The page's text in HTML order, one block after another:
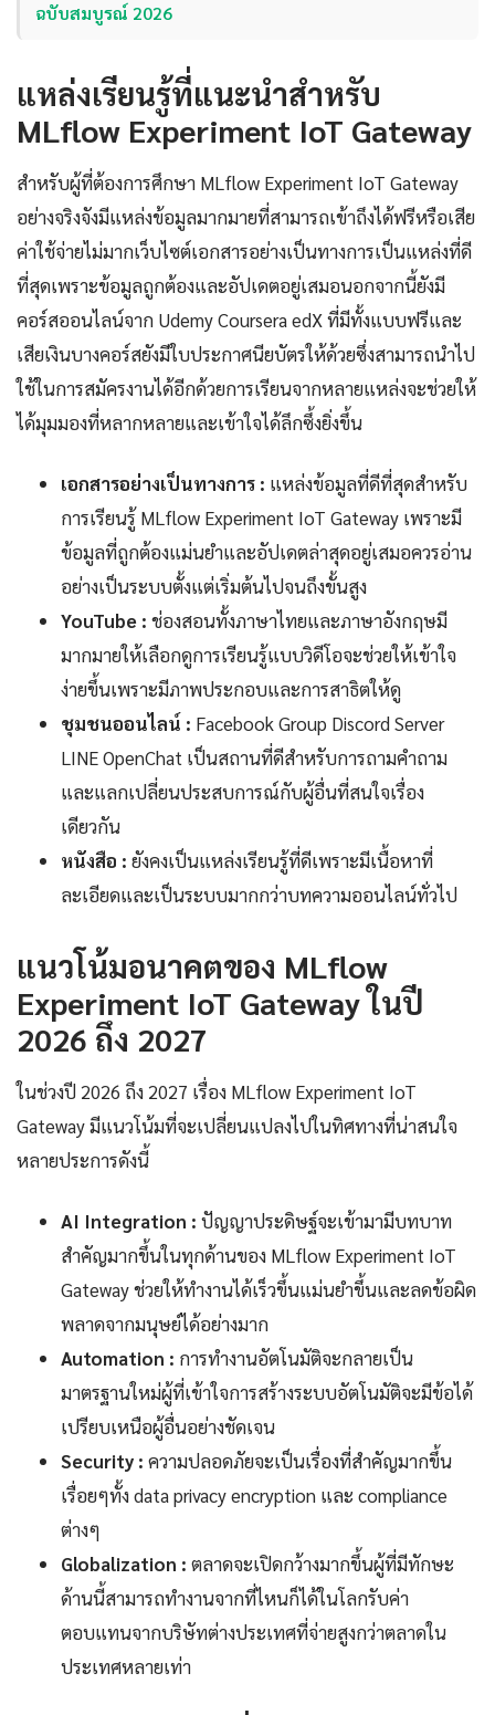
ฉบับสมบูรณ์ 2026
แหล่งเรียนรู้ที่แนะนำสำหรับ
MLflow Experiment IoT Gateway
สำหรับผู้ที่ต้องการศึกษา MLflow Experiment IoT Gateway
อย่างจริงจังมีแหล่งข้อมูลมากมายที่สามารถเข้าถึงได้ฟรีหรือเสีย
ค่าใช้จ่ายไม่มากเว็บไซต์เอกสารอย่างเป็นทางการเป็นแหล่งที่ดี
ที่สุดเพราะข้อมูลถูกต้องและอัปเดตอยู่เสมอนอกจากนี้ยังมี
คอร์สออนไลน์จาก Udemy Coursera edX ที่มีทั้งแบบฟรีและ
เสียเงินบางคอร์สยังมีใบประกาศนียบัตรให้ด้วยซึ่งสามารถนำไป
ใช้ในการสมัครงานได้อีกด้วยการเรียนจากหลายแหล่งจะช่วยให้
ได้มุมมองที่หลากหลายและเข้าใจได้ลึกซึ้งยิ่งขึ้น
เอกสารอย่างเป็นทางการ : แหล่งข้อมูลที่ดีที่สุดสำหรับ
การเรียนรู้ MLflow Experiment IoT Gateway เพราะมี
ข้อมูลที่ถูกต้องแม่นยำและอัปเดตล่าสุดอยู่เสมอควรอ่าน
อย่างเป็นระบบตั้งแต่เริ่มต้นไปจนถึงขั้นสูง
YouTube : ช่องสอนทั้งภาษาไทยและภาษาอังกฤษมี
มากมายให้เลือกดูการเรียนรู้แบบวิดีโอจะช่วยให้เข้าใจ
ง่ายขึ้นเพราะมีภาพประกอบและการสาธิตให้ดู
ชุมชนออนไลน์ : Facebook Group Discord Server
LINE OpenChat เป็นสถานที่ดีสำหรับการถามคำถาม
และแลกเปลี่ยนประสบการณ์กับผู้อื่นที่สนใจเรื่อง
เดียวกัน
หนังสือ : ยังคงเป็นแหล่งเรียนรู้ที่ดีเพราะมีเนื้อหาที่
ละเอียดและเป็นระบบมากกว่าบทความออนไลน์ทั่วไป
แนวโน้มอนาคตของ MLflow
Experiment IoT Gateway ในปี
2026 ถึง 2027
ในช่วงปี 2026 ถึง 2027 เรื่อง MLflow Experiment IoT
Gateway มีแนวโน้มที่จะเปลี่ยนแปลงไปในทิศทางที่น่าสนใจ
หลายประการดังนี้
AI Integration : ปัญญาประดิษฐ์จะเข้ามามีบทบาท
สำคัญมากขึ้นในทุกด้านของ MLflow Experiment IoT
Gateway ช่วยให้ทำงานได้เร็วขึ้นแม่นยำขึ้นและลดข้อผิด
พลาดจากมนุษย์ได้อย่างมาก
Automation : การทำงานอัตโนมัติจะกลายเป็น
มาตรฐานใหม่ผู้ที่เข้าใจการสร้างระบบอัตโนมัติจะมีข้อได้
เปรียบเหนือผู้อื่นอย่างชัดเจน
Security : ความปลอดภัยจะเป็นเรื่องที่สำคัญมากขึ้น
เรื่อยๆทั้ง data privacy encryption และ compliance
ต่างๆ
Globalization : ตลาดจะเปิดกว้างมากขึ้นผู้ที่มีทักษะ
ด้านนี้สามารถทำงานจากที่ไหนก็ได้ในโลกรับค่า
ตอบแทนจากบริษัทต่างประเทศที่จ่ายสูงกว่าตลาดใน
ประเทศหลายเท่า